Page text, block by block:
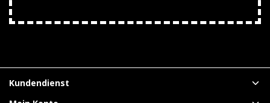
Kundendienst